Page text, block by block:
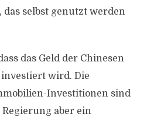
das selbst genutzt werden
das Geld der Chinesen
wird. Die
Investitionen sind
aber ein